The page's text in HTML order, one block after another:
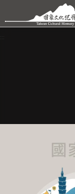
跳到主要內容區塊
:::